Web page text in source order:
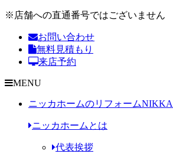
※店舗への直通番号ではございません
お問い合わせ
無料見積もり
来店予約
MENU
ニッカホームのリフォーム
ニッカホームとは
代表挨拶